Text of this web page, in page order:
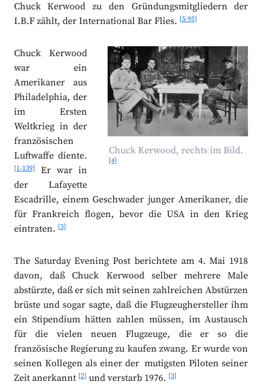
Chuck Kerwood zu den Gründungsmitgliedern der
I.B.F zählt, der International Bar Flies.[5-95]
Chuck Kerwood, rechts im Bild.
[4]
Chuck Kerwood
war ein
Amerikaner aus
Philadelphia, der
im Ersten
Weltkrieg in der
französischen
Luftwaffe diente.
[1-139]
Er war in
der Lafayette
Escadrille, einem Geschwader junger Amerikaner, die
für Frankreich flogen, bevor die USA in den Krieg
eintraten.[3]
The Saturday Evening Post berichtete am 4. Mai 1918
davon, daß Chuck Kerwood selber mehrere Male
abstürzte, daß er sich mit seinen zahlreichen Abstürzen
brüste und sogar sagte, daß die Flugzeughersteller ihm
ein Stipendium hätten zahlen müssen, im Austausch
für die vielen neuen Flugzeuge, die er so die
französische Regierung zu kaufen zwang. Er wurde von
seinen Kollegen als einer der mutigsten Piloten seiner
Zeit anerkannt[2] und verstarb 1976.[3]